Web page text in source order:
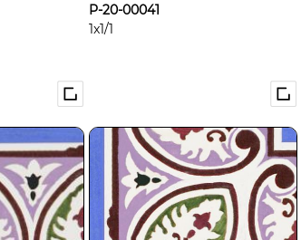
P-20-00041
1x1/1